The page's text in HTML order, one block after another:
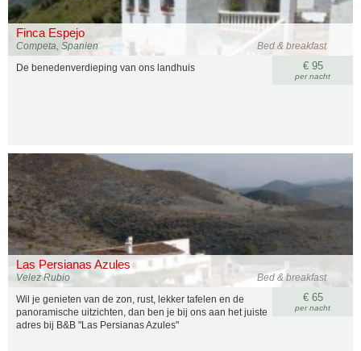
Finca Espejo
Bed & breakfast
Competa, Spanien
€ 95
per nacht
De benedenverdieping van ons landhuis
Las Persianas Azules
Bed & breakfast
Velez Rubio
€ 65
per nacht
Wil je genieten van de zon, rust, lekker tafelen en de
panoramische uitzichten, dan ben je bij ons aan het juiste
adres bij B&B "Las Persianas Azules"